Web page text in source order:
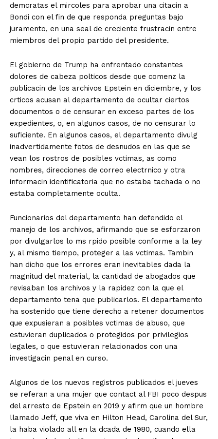
demcratas el mircoles para aprobar una citacin a
Bondi con el fin de que responda preguntas bajo
juramento, en una seal de creciente frustracin entre
miembros del propio partido del presidente.
El gobierno de Trump ha enfrentado constantes
dolores de cabeza polticos desde que comenz la
publicacin de los archivos Epstein en diciembre, y los
crticos acusan al departamento de ocultar ciertos
documentos o de censurar en exceso partes de los
expedientes, o, en algunos casos, de no censurar lo
suficiente. En algunos casos, el departamento divulg
inadvertidamente fotos de desnudos en las que se
vean los rostros de posibles vctimas, as como
nombres, direcciones de correo electrnico y otra
informacin identificatoria que no estaba tachada o no
estaba completamente oculta.
Funcionarios del departamento han defendido el
manejo de los archivos, afirmando que se esforzaron
por divulgarlos lo ms rpido posible conforme a la ley
y, al mismo tiempo, proteger a las vctimas. Tambin
han dicho que los errores eran inevitables dada la
magnitud del material, la cantidad de abogados que
revisaban los archivos y la rapidez con la que el
departamento tena que publicarlos. El departamento
ha sostenido que tiene derecho a retener documentos
que expusieran a posibles vctimas de abuso, que
estuvieran duplicados o protegidos por privilegios
legales, o que estuvieran relacionados con una
investigacin penal en curso.
Algunos de los nuevos registros publicados el jueves
se referan a una mujer que contact al FBI poco despus
del arresto de Epstein en 2019 y afirm que un hombre
llamado Jeff, que viva en Hilton Head, Carolina del Sur,
la haba violado all en la dcada de 1980, cuando ella